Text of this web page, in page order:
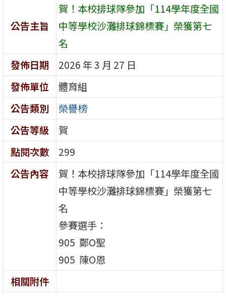
公告主旨
賀！本校排球隊參加「114學年度全國
中等學校沙灘排球錦標賽」榮獲第七
名
發佈日期
2026 年 3 月 27 日
發佈單位
體育組
公告類別
榮譽榜
公告等級
賀
點閱次數
299
公告內容
賀！本校排球隊參加「114學年度全國
中等學校沙灘排球錦標賽」榮獲第七
名
參賽選手：
905 鄭O聖
905 陳O恩
相關附件